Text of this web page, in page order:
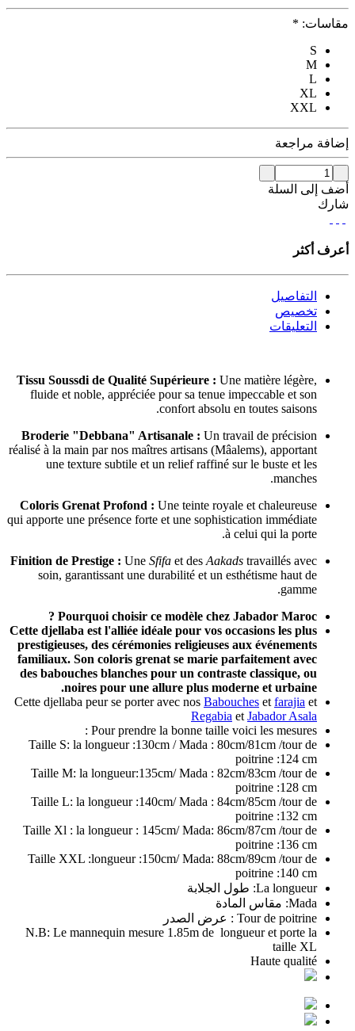
مقاسات: *
S
M
L
XL
XXL
إضافة مراجعة
أضف إلى السلة
شارك
أعرف أكثر
التفاصيل
تخصيص
التعليقات
Tissu Soussdi de Qualité Supérieure : Une matière légère,
fluide et noble, appréciée pour sa tenue impeccable et son
confort absolu en toutes saisons.
Broderie "Debbana" Artisanale : Un travail de précision
réalisé à la main par nos maîtres artisans (Mâalems), apportant
une texture subtile et un relief raffiné sur le buste et les
manches.
Coloris Grenat Profond : Une teinte royale et chaleureuse
qui apporte une présence forte et une sophistication immédiate
à celui qui la porte.
Finition de Prestige : Une Sfifa et des Aakads travaillés avec
soin, garantissant une durabilité et un esthétisme haut de
gamme.
Pourquoi choisir ce modèle chez Jabador Maroc ?
Cette djellaba est l'alliée idéale pour vos occasions les plus
prestigieuses, des cérémonies religieuses aux événements
familiaux. Son coloris grenat se marie parfaitement avec
des babouches blanches pour un contraste classique, ou
noires pour une allure plus moderne et urbaine.
Cette djellaba peur se porter avec nos Babouches et farajia et
Regabia et Jabador Asala
Pour prendre la bonne taille voici les mesures :
Taille S: la longueur :130cm / Mada : 80cm/81cm /tour de
poitrine :124 cm
Taille M: la longueur:135cm/ Mada : 82cm/83cm /tour de
poitrine :128 cm
Taille L: la longueur :140cm/ Mada : 84cm/85cm /tour de
poitrine :132 cm
Taille Xl : la longueur : 145cm/ Mada: 86cm/87cm /tour de
poitrine :136 cm
Taille XXL :longueur :150cm/ Mada: 88cm/89cm /tour de
poitrine :140 cm
La longueur: طول الجلابة
Mada: مقاس المادة
Tour de poitrine : عرض الصدر
N.B: Le mannequin mesure 1.85m de longueur et porte la
taille XL
Haute qualité